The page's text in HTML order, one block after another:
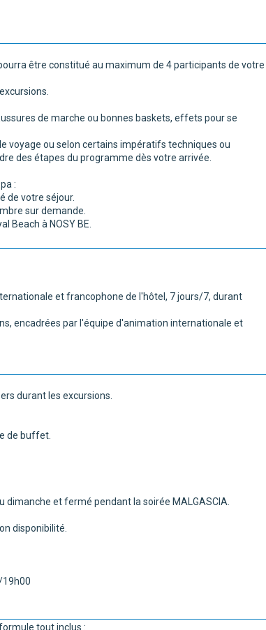
être constitué au maximum de 4 participants de votre
de marche ou bonnes baskets, effets pour se
voyage ou selon certains impératifs techniques ou
des étapes du programme dès votre arrivée.
:
de votre séjour.
sur demande.
Beach à NOSY BE.
et francophone de l'hôtel, 7 jours/7, durant
encadrées par l'équipe d'animation internationale et
durant les excursions.
de buffet.
dimanche et fermé pendant la soirée MALGASCIA.
disponibilité.
19h00
tout inclus :